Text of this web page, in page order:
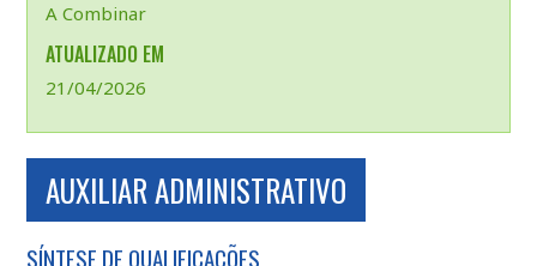
A Combinar
ATUALIZADO EM
21/04/2026
AUXILIAR ADMINISTRATIVO
SÍNTESE DE QUALIFICAÇÕES